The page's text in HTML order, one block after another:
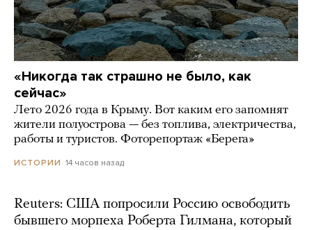
«Никогда так страшно не было, как
сейчас»
Лето 2026 года в Крыму. Вот каким его запомнят
жители полуострова — без топлива, электричества,
работы и туристов. Фоторепортаж «Берега»
ИСТОРИИ 14 часов назад
Reuters: США попросили Россию освободить
бывшего морпеха Роберта Гилмана, который